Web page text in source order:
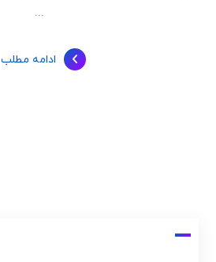
...
ادامه مطلب